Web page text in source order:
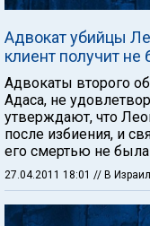
Адвокат убийцы
клиент получит не
Адвокаты второго
Адаса, не
утверждают, что
после избиения, и
его смертью не была
27.04.2011 18:01 // В